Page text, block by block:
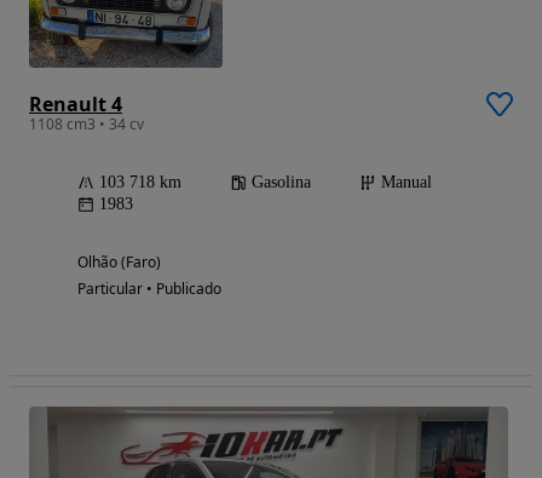
Renault 4
1108 cm3 • 34 cv
103 718 km Gasolina
Manual
1983
Olhão (Faro)
Particular • Publicado